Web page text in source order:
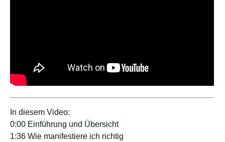
In diesem Video:
0:00 Einführung und Übersicht
1:36 Wie manifestiere ich richtig